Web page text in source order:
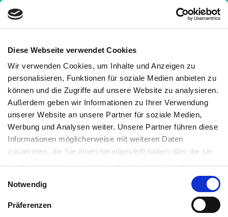
Diese Webseite verwendet Cookies
Wir verwenden Cookies, um Inhalte und Anzeigen zu
personalisieren, Funktionen für soziale Medien anbieten zu
können und die Zugriffe auf unsere Website zu analysieren.
Außerdem geben wir Informationen zu Ihrer Verwendung
unserer Website an unsere Partner für soziale Medien,
Werbung und Analysen weiter. Unsere Partner führen diese
Informationen möglicherweise mit weiteren Daten
zusammen, die Sie ihnen bereitgestellt haben oder die sie
haben. Sie können jederzeit die Cookie-Einstellungen
widerrufen oder ändern:
. Es befindet
sich auch ein Link in der Fußzeile zu den Einstellungen der
Cookies um diese jederzeit widerrufen oder ändern zu
Notwendig
Präferenzen
Was ist eine Ketoazidose?
Bei Betroffenen desDiabetes Typ 1kommt es
gelegentlich zu einer Keto-Azidose. Diese
Stoffwechselentgleisung ist jedoch fast nur bei Typ 1
Diabetikern zu finden.
Aufgrund des Insulinmangels kommt es bei einer
Ketoazidose nach einer kohlenhydratreichen Mahlzeit
und keinem oder zu wenig gespritztem
zu